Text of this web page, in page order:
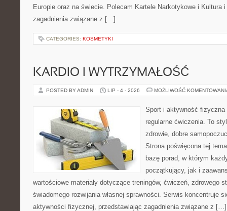
Europie oraz na świecie. Polecam Kartele Narkotykowe i Kultura
zagadnienia związane z […]
CATEGORIES: KOSMETYKI
KARDIO I WYTRZYMAŁOŚĆ
POSTED BY ADMIN LIP - 4 - 2026 MOŻLIWOŚĆ
Sport i aktywność
regularne ćwiczenia. To
zdrowie, dobre
Strona poświęcona tej
bazę porad, w którym
początkujący, jak i
wartościowe materiały dotyczące treningów, ćwiczeń, zdrowego
świadomego rozwijania własnej sprawności. Serwis koncentruje
aktywności fizycznej, przedstawiając zagadnienia związane z […]